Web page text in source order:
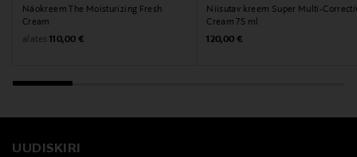
Digitaalne aadress
info@scandinaviancosmetics.se
Näokreem The Moisturizing Fresh
Cream
alates Original Price
110,00 €
Niisutav kreem Super Multi-
Cream 75 ml
Original Price
120,00 €
UUDISKIRI